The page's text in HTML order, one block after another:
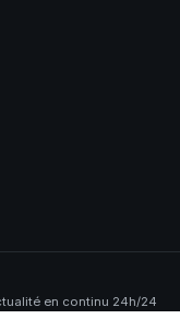
en continu 24h/24